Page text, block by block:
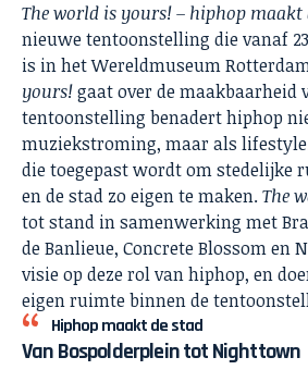
The world is yours! – hiphop maakt
nieuwe tentoonstelling die vanaf
is in het Wereldmuseum
yours!gaat over de maakbaarheid
tentoonstelling benadert hiphop
muziekstroming, maar als
die toegepast wordt om stedelijke
en de stad zo eigen te maken.The
tot stand in samenwerking met
de Banlieue, Concrete Blossom en
visie op deze rol van hiphop, en
eigen ruimte binnen de
Hiphop maakt de stad
Van Bospolderplein tot Nighttown